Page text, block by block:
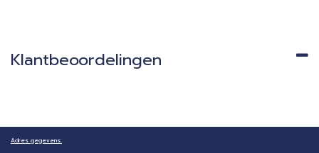
Klantbeoordelingen
Adres gegevens: